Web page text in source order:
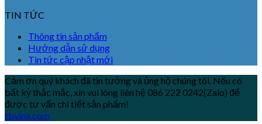
TIN TỨC
Thông tin sản phẩm
Hướng dẫn sử dụng
Tin tức cập nhật mới
Cảm ơn quý khách đã tin tưởng và ủng hộ chúng tôi. Nếu có
bất kỳ thắc mắc, xin vui lòng liên hệ 086 222 0242(Zalo) để
được tư vấn chi tiết sản phẩm!
tbvina.com